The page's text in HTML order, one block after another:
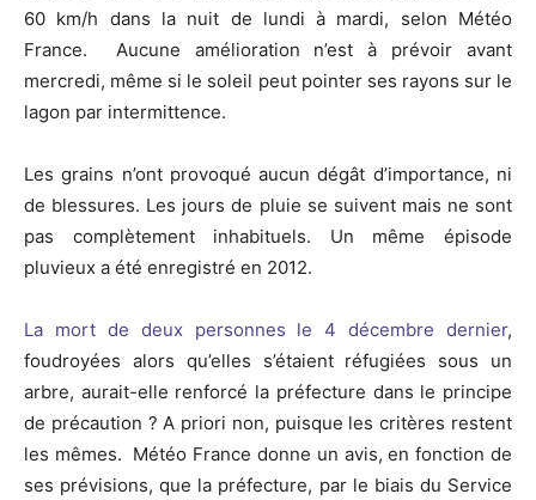
60 km/h dans la nuit de lundi à mardi, selon Météo
France. Aucune amélioration n’est à prévoir avant
mercredi, même si le soleil peut pointer ses rayons sur le
lagon par intermittence.
Les grains n’ont provoqué aucun dégât d’importance, ni
de blessures. Les jours de pluie se suivent mais ne sont
pas complètement inhabituels. Un même épisode
pluvieux a été enregistré en 2012.
La mort de deux personnes le 4 décembre dernier,
foudroyées alors qu’elles s’étaient réfugiées sous un
arbre, aurait-elle renforcé la préfecture dans le principe
de précaution ? A priori non, puisque les critères restent
les mêmes. Météo France donne un avis, en fonction de
ses prévisions, que la préfecture, par le biais du Service